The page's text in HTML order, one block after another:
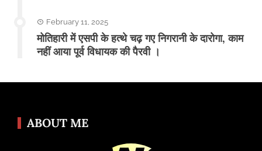
February 11, 2025
मोतिहारी में एसपी के हत्थे चढ़ गए निगरानी के दारोगा, काम
नहीं आया पूर्व विधायक की पैरवी ।
ABOUT ME